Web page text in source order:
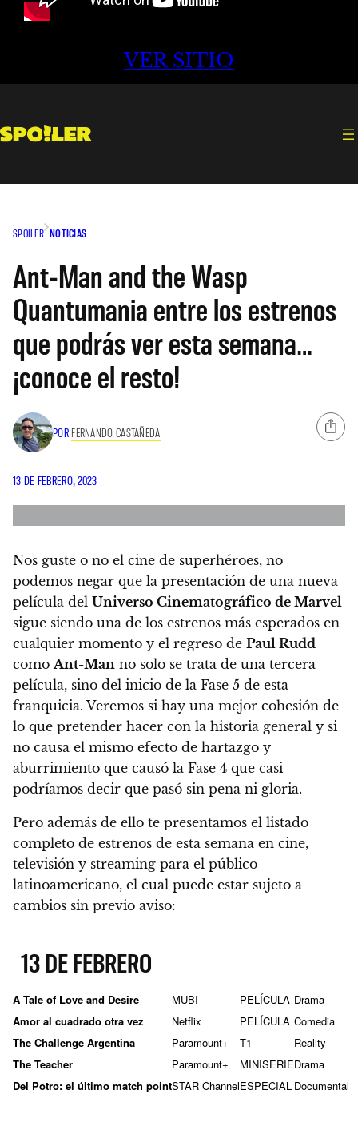
VER SITIO
SPOILER NOTICIAS
Ant-Man and the Wasp
Quantumania entre los estrenos
que podrás ver esta semana…
¡conoce el resto!
POR FERNANDO CASTAÑEDA
13 DE FEBRERO, 2023
Nos guste o no el cine de superhéroes, no
podemos negar que la presentación de una nueva
película del Universo Cinematográfico de Marvel
sigue siendo una de los estrenos más esperados en
cualquier momento y el regreso de Paul Rudd
como Ant-Man no solo se trata de una tercera
película, sino del inicio de la Fase 5 de esta
franquicia. Veremos si hay una mejor cohesión de
lo que pretender hacer con la historia general y si
no causa el mismo efecto de hartazgo y
aburrimiento que causó la Fase 4 que casi
podríamos decir que pasó sin pena ni gloria.
Pero además de ello te presentamos el listado
completo de estrenos de esta semana en cine,
televisión y streaming para el público
latinoamericano, el cual puede estar sujeto a
cambios sin previo aviso:
13 DE FEBRERO
A Tale of Love and Desire MUBI PELÍCULA Drama
Amor al cuadrado otra vez
Netflix PELÍCULA Comedia
The Challenge Argentina
Paramount+ T1
Reality
The Teacher
Paramount+ MINISERIEDrama
Del Potro: el último match pointSTAR ChannelESPECIAL Documental